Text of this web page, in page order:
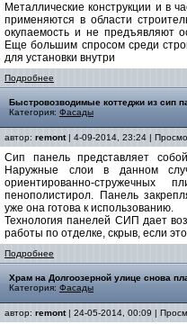
Металлические конструкции и в
применяются в области
окупаемость и не предъявляют
Еще большим спросом среди
для установки внутри
Подробнее
Быстровозводимые коттеджи из сип
Категория: Фасады
автор: remont| 4-09-2014, 23:24 |
Сип панель представляет
Наружные слои в данном
ориентированно-
пенополистирол. Панель
уже она готова к использованию.
Технология панелей СИП дает
работы по отделке, скрыв, если
Подробнее
Храм на Долгоозерной улице снова
Категория: Фасады
автор: remont| 24-05-2014, 00:09 |